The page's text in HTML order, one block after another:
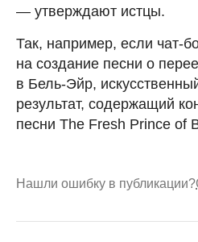
— утверждают истцы.
Так, например, если чат-
на создание песни о
в Бель-Эйр,
результат, содержащий
песни The Fresh Prince of
Нашли ошибку в публикации?